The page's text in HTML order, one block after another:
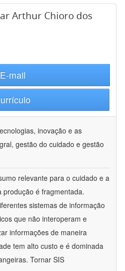
Arthur Chioro dos
E-mail
inovação e as
gestão do cuidado e gestão
relevante para o cuidado e a
é fragmentada.
sistemas de informação
que não interoperam e
informações de maneira
tem alto custo e é dominada
Tornar SIS